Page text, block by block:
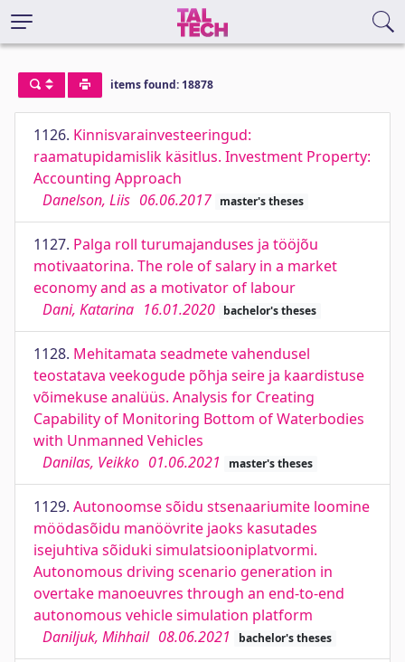
items found: 18878
1126. Kinnisvarainvesteeringud:
raamatupidamislik käsitlus. Investment Property:
Accounting Approach
Danelson, Liis 06.06.2017 master's theses
1127. Palga roll turumajanduses ja tööjõu
motivaatorina. The role of salary in a market
economy and as a motivator of labour
Dani, Katarina 16.01.2020 bachelor's theses
1128. Mehitamata seadmete vahendusel
teostatava veekogude põhja seire ja kaardistuse
võimekuse analüüs. Analysis for Creating
Capability of Monitoring Bottom of Waterbodies
with Unmanned Vehicles
Danilas, Veikko 01.06.2021 master's theses
1129. Autonoomse sõidu stsenaariumite loomine
möödasõidu manöövrite jaoks kasutades
isejuhtiva sõiduki simulatsiooniplatvormi.
Autonomous driving scenario generation in
overtake manoeuvres through an end-to-end
autonomous vehicle simulation platform
Daniljuk, Mihhail 08.06.2021 bachelor's theses